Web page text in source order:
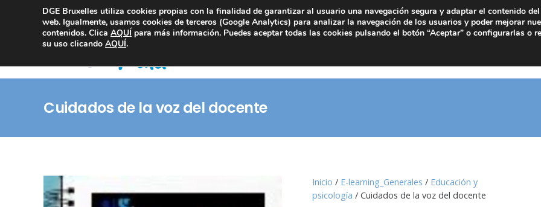
Consultoría Compliance
Cuidados de la voz del docente
Inicio / E-learning_Generales / Educación y
psicología / Cuidados de la voz del docente
DGE Bruxelles utiliza cookies propias con la finalidad de garantizar al usuario una navegación segura y adaptar el contenido
web. Igualmente, usamos cookies de terceros (Google Analytics) para analizar la navegación de los usuarios y poder mejorar
contenidos. Clica AQUÍ para más información. Puedes aceptar todas las cookies pulsando el botón “Aceptar” o configurarlas o
su uso clicando AQUÍ.